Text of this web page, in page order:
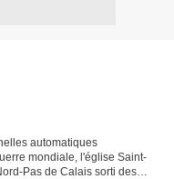
automatiques
mondiale, l'église Saint-
Pas de Calais sorti des